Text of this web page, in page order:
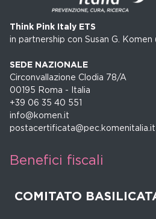
Think Pink Italy ETS
in partnership con Susan G. Komen
SEDE NAZIONALE
Circonvallazione Clodia 78/A
00195 Roma - Italia
+39 06 35 40 551
info@komen.it
postacertificata@pec.komenitalia.it
Benefici fiscali
COMITATO